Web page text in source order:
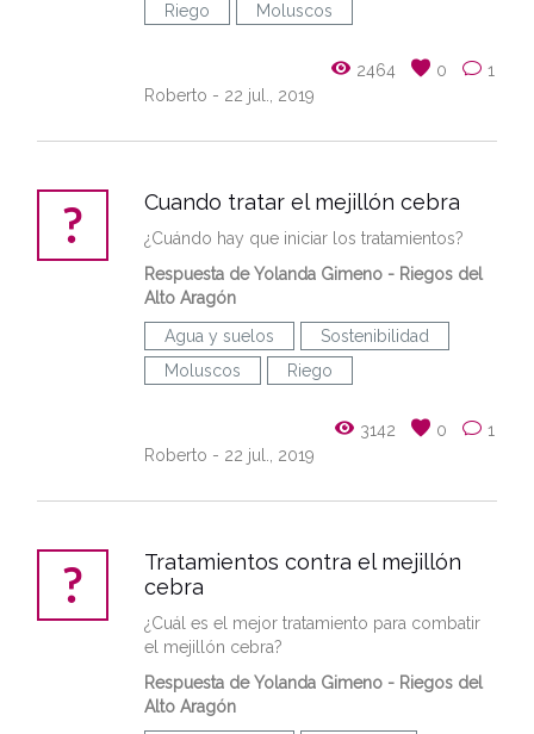
Riego Moluscos
2464 0
1
Roberto - 22 jul., 2019
Cuando tratar el mejillón cebra
¿Cuándo hay que iniciar los tratamientos?
Respuesta de Yolanda Gimeno - Riegos del
Alto Aragón
Agua y suelos
Sostenibilidad
Moluscos
Riego
3142 0
1
Roberto - 22 jul., 2019
Tratamientos contra el mejillón
cebra
¿Cuál es el mejor tratamiento para combatir
el mejillón cebra?
Respuesta de Yolanda Gimeno - Riegos del
Alto Aragón